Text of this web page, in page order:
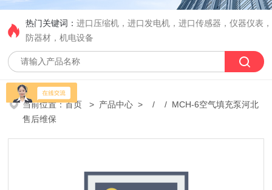
热门关键词：进口压缩机，进口发电机，进口传感器，仪器仪表
防器材，机电设备
当前位置：首页 > 产品中心 > / / MCH-6空气填充泵河北
售后维保